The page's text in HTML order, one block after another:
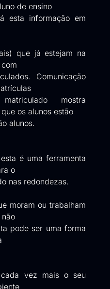
de ensino
esta informação em
que já estejam na
Comunicação
mostra
os alunos estão
alunos.
é uma ferramenta
o
nas redondezas.
moram ou trabalham
pode ser uma forma
vez mais o seu